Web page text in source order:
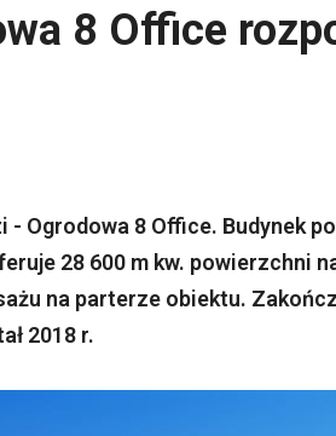
8 Office
- Ogrodowa 8 Office. Budynek
28 600 m kw. powierzchni
na parterze obiektu.
2018 r.